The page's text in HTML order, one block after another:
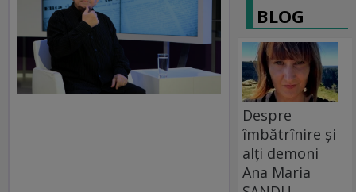
BLOG
Despre
îmbătrînire și
alți demoni
Ana Maria